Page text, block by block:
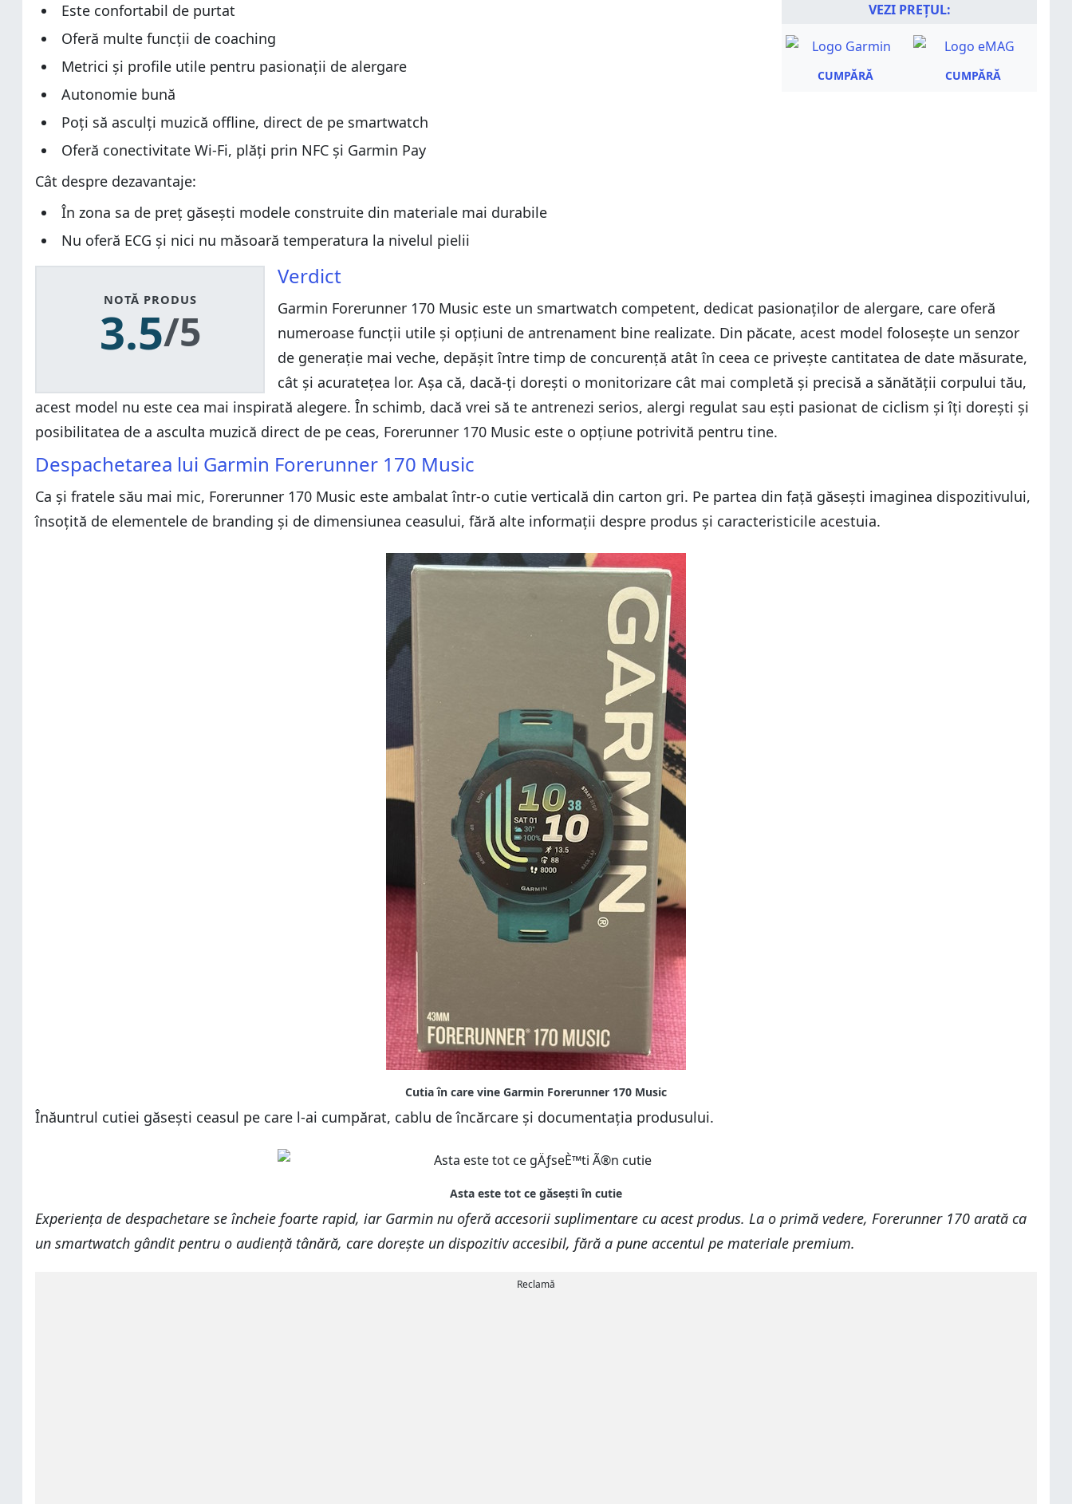
VEZI PREȚUL:
CUMPĂRĂ CUMPĂRĂ
Este confortabil de purtat
Oferă multe funcții de coaching
Metrici și profile utile pentru pasionații de alergare
Autonomie bună
Poți să asculți muzică offline, direct de pe smartwatch
Oferă conectivitate Wi-Fi, plăți prin NFC și Garmin Pay
Cât despre dezavantaje:
În zona sa de preț găsești modele construite din materiale mai durabile
Nu oferă ECG și nici nu măsoară temperatura la nivelul pielii
NOTĂ PRODUS
3.5/5
Verdict
Garmin Forerunner 170 Music este un smartwatch competent, dedicat pasionaților de alergare, care oferă
numeroase funcții utile și opțiuni de antrenament bine realizate. Din păcate, acest model folosește un senzor
de generație mai veche, depășit între timp de concurență atât în ceea ce privește cantitatea de date măsurate,
cât și acuratețea lor. Așa că, dacă-ți dorești o monitorizare cât mai completă și precisă a sănătății corpului tău,
acest model nu este cea mai inspirată alegere. În schimb, dacă vrei să te antrenezi serios, alergi regulat sau ești pasionat de ciclism și îți dorești și
posibilitatea de a asculta muzică direct de pe ceas, Forerunner 170 Music este o opțiune potrivită pentru tine.
Despachetarea lui Garmin Forerunner 170 Music
Ca și fratele său mai mic, Forerunner 170 Music este ambalat într-o cutie verticală din carton gri. Pe partea din față găsești imaginea dispozitivului,
însoțită de elementele de branding și de dimensiunea ceasului, fără alte informații despre produs și caracteristicile acestuia.
Înăuntrul cutiei găsești ceasul pe care l-ai cumpărat, cablu de încărcare și documentația produsului.
Experiența de despachetare se încheie foarte rapid, iar Garmin nu oferă accesorii suplimentare cu acest produs. La o primă vedere, Forerunner 170 arată ca
un smartwatch gândit pentru o audiență tânără, care dorește un dispozitiv accesibil, fără a pune accentul pe materiale premium.
Reclamă